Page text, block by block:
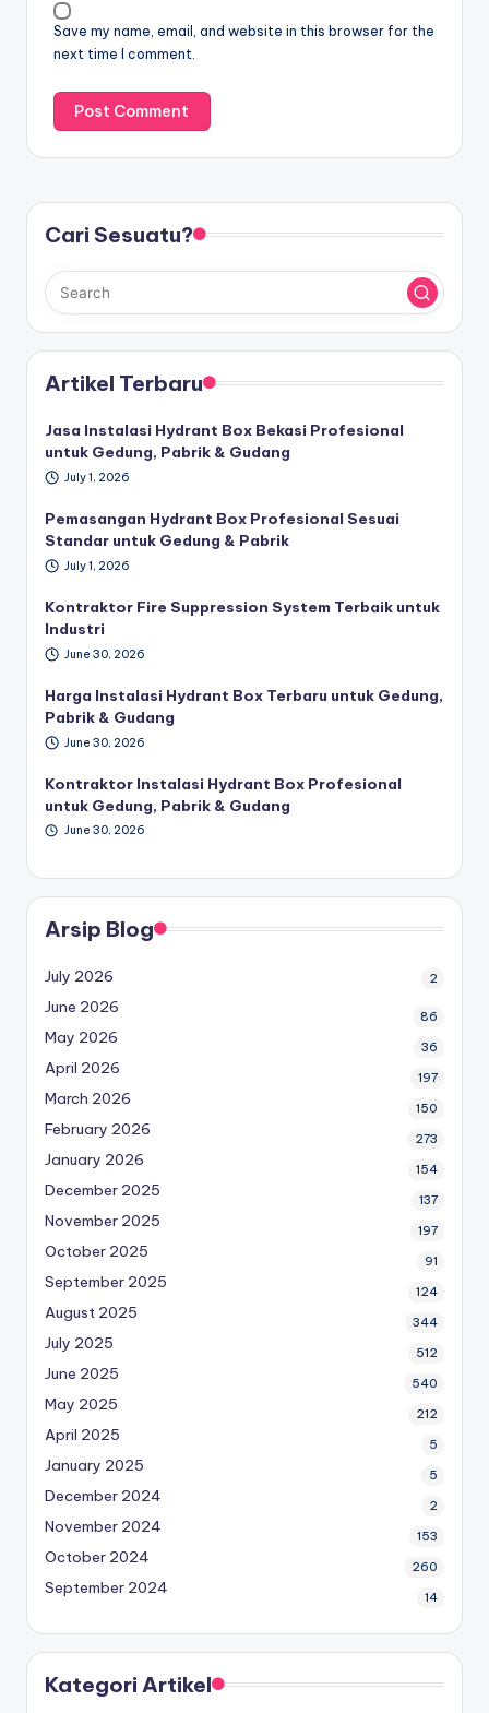
Save my name, email, and website in this browser for the
next time I comment.
Cari Sesuatu?
Artikel Terbaru
Jasa Instalasi Hydrant Box Bekasi Profesional
untuk Gedung, Pabrik & Gudang
July 1, 2026
Pemasangan Hydrant Box Profesional Sesuai
Standar untuk Gedung & Pabrik
July 1, 2026
Kontraktor Fire Suppression System Terbaik untuk
Industri
June 30, 2026
Harga Instalasi Hydrant Box Terbaru untuk Gedung,
Pabrik & Gudang
June 30, 2026
Kontraktor Instalasi Hydrant Box Profesional
untuk Gedung, Pabrik & Gudang
June 30, 2026
Arsip Blog
July 2026 2
June 2026 86
May 2026 36
April 2026 197
March 2026 150
February 2026 273
January 2026 154
December 2025 137
November 2025 197
October 2025 91
September 2025 124
August 2025 344
July 2025 512
June 2025 540
May 2025 212
April 2025 5
January 2025 5
December 2024 2
November 2024 153
October 2024 260
September 2024 14
Kategori Artikel